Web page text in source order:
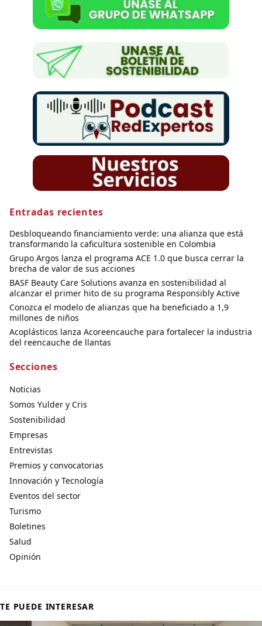
Entradas recientes
Desbloqueando financiamiento verde: una alianza que está
transformando la caficultura sostenible en Colombia
Grupo Argos lanza el programa ACE 1.0 que busca cerrar la
brecha de valor de sus acciones
BASF Beauty Care Solutions avanza en sostenibilidad al
alcanzar el primer hito de su programa Responsibly Active
Conozca el modelo de alianzas que ha beneficiado a 1,9
millones de niños
Acoplásticos lanza Acoreencauche para fortalecer la industria
del reencauche de llantas
Secciones
Noticias
Somos Yulder y Cris
Sostenibilidad
Empresas
Entrevistas
Premios y convocatorias
Innovación y Tecnología
Eventos del sector
Turismo
Boletines
Salud
Opinión
TE PUEDE INTERESAR